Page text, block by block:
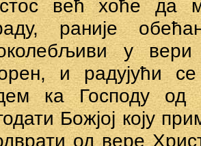
већ хоће да
раније
у
и радујући
ка Господу од
Божјој коју
од вере